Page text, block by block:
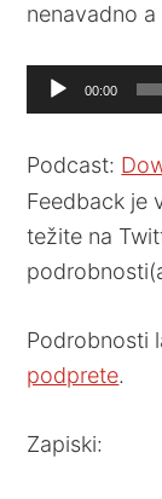
nenavadno a
Audio
Player
00:00
Podcast:
Feedback je
težite na
Podrobnosti
podprete.
Zapiski: